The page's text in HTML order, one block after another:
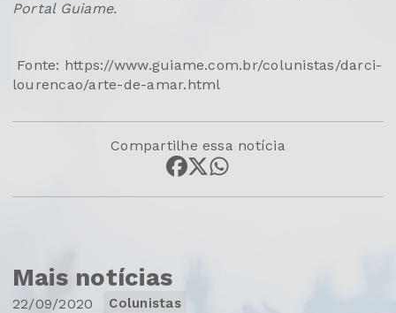
Portal Guiame.
Fonte: https://www.guiame.com.br/colunistas/darci-
lourencao/arte-de-amar.html
Compartilhe essa notícia
Mais notícias
Colunistas
22/09/2020